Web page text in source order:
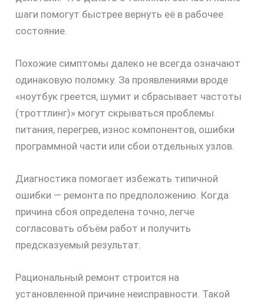
шаги помогут быстрее вернуть её в рабочее
состояние.
Похожие симптомы далеко не всегда означают
одинаковую поломку. За проявлениями вроде
«ноутбук греется, шумит и сбрасывает частоты
(троттлинг)» могут скрываться проблемы
питания, перегрев, износ компонентов, ошибки
программной части или сбои отдельных узлов.
Диагностика помогает избежать типичной
ошибки — ремонта по предположению. Когда
причина сбоя определена точно, легче
согласовать объём работ и получить
предсказуемый результат.
Рациональный ремонт строится на
установленной причине неисправности. Такой